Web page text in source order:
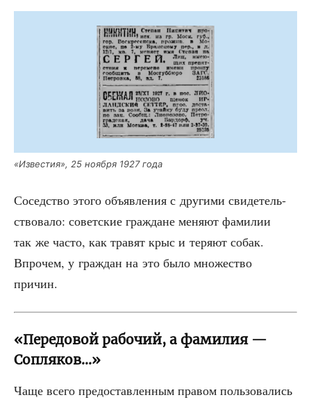
«Изве­стия», 25 нояб­ря 1927 года
Сосед­ство это­го объ­яв­ле­ния с дру­ги­ми сви­де­тель­
ство­ва­ло: совет­ские граж­дане меня­ют фами­лии
так же часто, как тра­вят крыс и теря­ют собак.
Впро­чем, у граж­дан на это было мно­же­ство
причин.
«Передовой рабочий, а фамилия —
Сопляков…»
Чаще все­го предо­став­лен­ным пра­вом поль­зо­ва­лись